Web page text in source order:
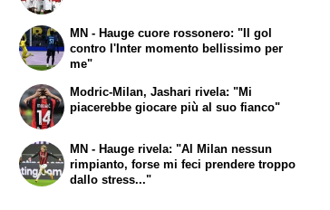
MN - Hauge cuore rossonero: "Il gol
contro l'Inter momento bellissimo per
me"
Modric-Milan, Jashari rivela: "Mi
piacerebbe giocare più al suo fianco"
MN - Hauge rivela: "Al Milan nessun
rimpianto, forse mi feci prendere troppo
dallo stress..."